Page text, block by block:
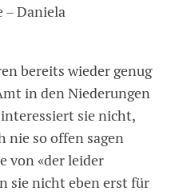
– Daniela
bereits wieder genug
in den Niederungen
sie nicht,
nie so offen sagen
von «der leider
sie nicht eben erst für